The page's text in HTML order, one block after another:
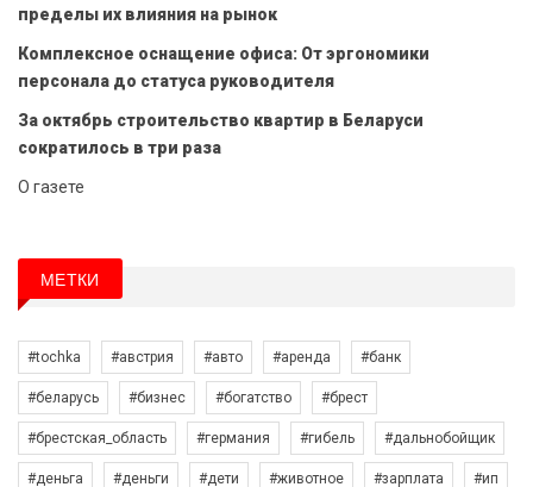
пределы их влияния на рынок
Комплексное оснащение офиса: От эргономики
персонала до статуса руководителя
За октябрь строительство квартир в Беларуси
сократилось в три раза
О газете
МЕТКИ
#tochka #австрия #авто #аренда #банк
#беларусь #бизнес #богатство #брест
#брестская_область #германия #гибель #дальнобойщик
#деньга #деньги #дети #животное #зарплата #ип